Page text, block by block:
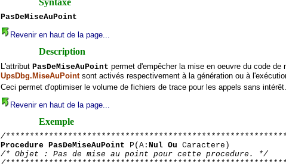
PasDeMiseAuPoint
Revenir en haut de la page...
Description
L'attribut PasDeMiseAuPoint permet d'empêcher la mise en oeuvre du code
UpsDbg.MiseAuPointsont activés respectivement à la génération ou à
Ceci permet d'optimiser le volume de fichiers de trace pour les appels sans intérêt.
Revenir en haut de la page...
Exemple
/
Procedure PasDeMiseAuPoint P(A: Nul Ou Caractere)
/* Objet : Pas de mise au point pour cette procedure. */